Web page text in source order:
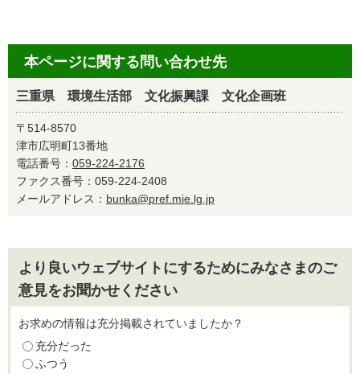
本ページに関する問い合わせ先
三重県 環境生活部 文化振興課 文化企画班
〒514-8570
津市広明町13番地
電話番号： 059-224-2176
ファクス番号：059-224-2408
メールアドレス： bunka@pref.mie.lg.jp
より良いウェブサイトにするためにみなさまのご
意見をお聞かせください
お求めの情報は充分掲載されていましたか？
充分だった
ふつう